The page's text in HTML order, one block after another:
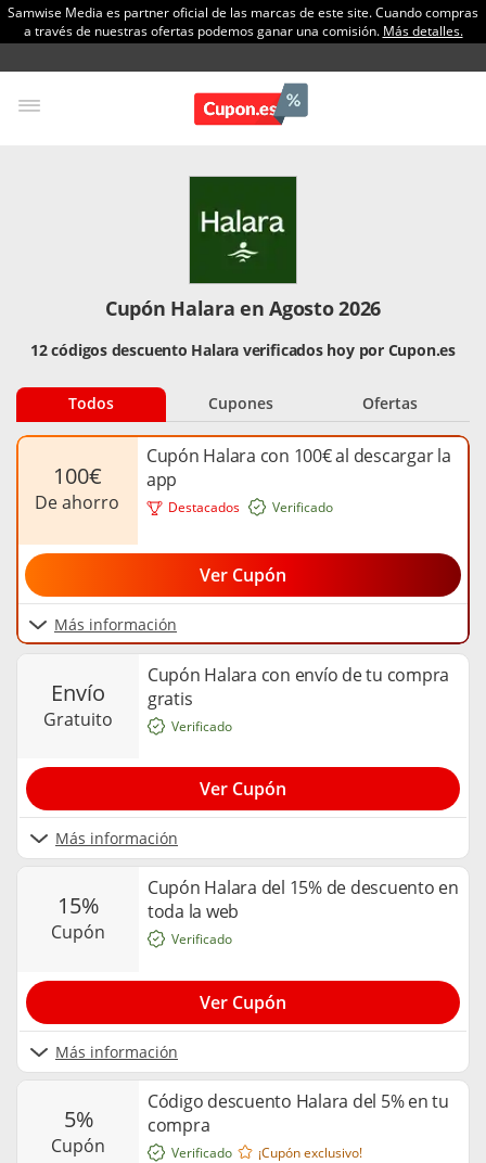
Samwise Media es partner oficial de las marcas de este site. Cuando compras
a través de nuestras ofertas podemos ganar una comisión. Más detalles.
Cupón Halara en Agosto 2026
12 códigos descuento Halara verificados hoy por Cupon.es
Todos Cupones Ofertas
Destacados
100€
de ahorro
Cupón Halara con 100€ al descargar la
app
Más información
Verificado
Ver Cupón
envío
gratuito
Cupón Halara con envío de tu compra
gratis
Más información
Verificado
Ver Cupón
15%
cupón
Cupón Halara del 15% de descuento en
toda la web
Más información
Verificado
Ver Cupón
5%
cupón
Código descuento Halara del 5% en tu
compra
¡Cupón exclusivo!
Verificado